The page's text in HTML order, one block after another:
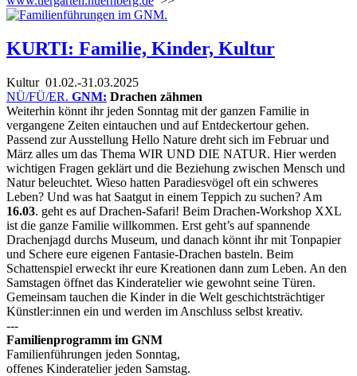
KURTI: Familie, Kinder, Kultur
Kultur01.02.-31.03.2025
NÜ/FÜ/ER. GNM: Drachen zähmen
Weiterhin könnt ihr jeden Sonntag mit der ganzen Familie in
vergangene Zeiten eintauchen und auf Entdeckertour gehen.
Passend zur Ausstellung Hello Nature dreht sich im Februar und
März alles um das Thema WIR UND DIE NATUR. Hier werden
wichtigen Fragen geklärt und die Beziehung zwischen Mensch und
Natur beleuchtet. Wieso hatten Paradiesvögel oft ein schweres
Leben? Und was hat Saatgut in einem Teppich zu suchen? Am
16.03. geht es auf Drachen-Safari! Beim Drachen-Workshop XXL
ist die ganze Familie willkommen. Erst geht’s auf spannende
Drachenjagd durchs Museum, und danach könnt ihr mit Tonpapier
und Schere eure eigenen Fantasie-Drachen basteln. Beim
Schattenspiel erweckt ihr eure Kreationen dann zum Leben. An den
Samstagen öffnet das Kinderatelier wie gewohnt seine Türen.
Gemeinsam tauchen die Kinder in die Welt geschichtsträchtiger
Künstler:innen ein und werden im Anschluss selbst kreativ.
---
Familienprogramm im GNM
Familienführungen jeden Sonntag,
offenes Kinderatelier jeden Samstag.